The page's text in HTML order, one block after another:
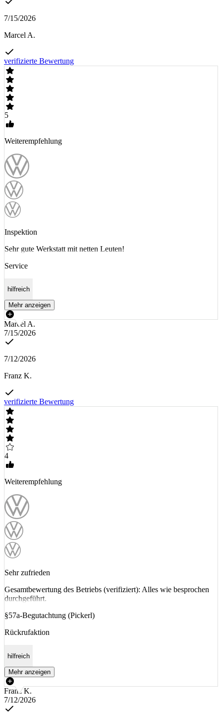
7/15/2026
Marcel A.
verifizierte Bewertung
5
Weiterempfehlung
Inspektion
Sehr gute Werkstatt mit netten Leuten!
Service
hilfreich
Mehr anzeigen
Marcel A.
7/15/2026
7/12/2026
Franz K.
verifizierte Bewertung
4
Weiterempfehlung
Sehr zufrieden
Gesamtbewertung des Betriebs (verifiziert): Alles wie besprochen
durchgeführt.
§57a-Begutachtung (Pickerl)
Rückrufaktion
hilfreich
Mehr anzeigen
Franz K.
7/12/2026